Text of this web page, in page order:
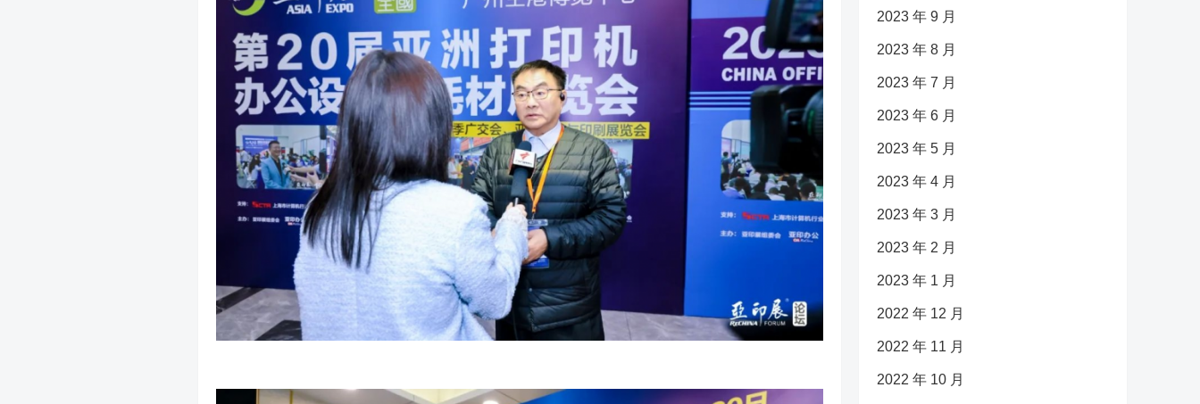
2023 年 9 月
2023 年 8 月
2023 年 7 月
2023 年 6 月
2023 年 5 月
2023 年 4 月
2023 年 3 月
2023 年 2 月
2023 年 1 月
2022 年 12 月
2022 年 11 月
2022 年 10 月